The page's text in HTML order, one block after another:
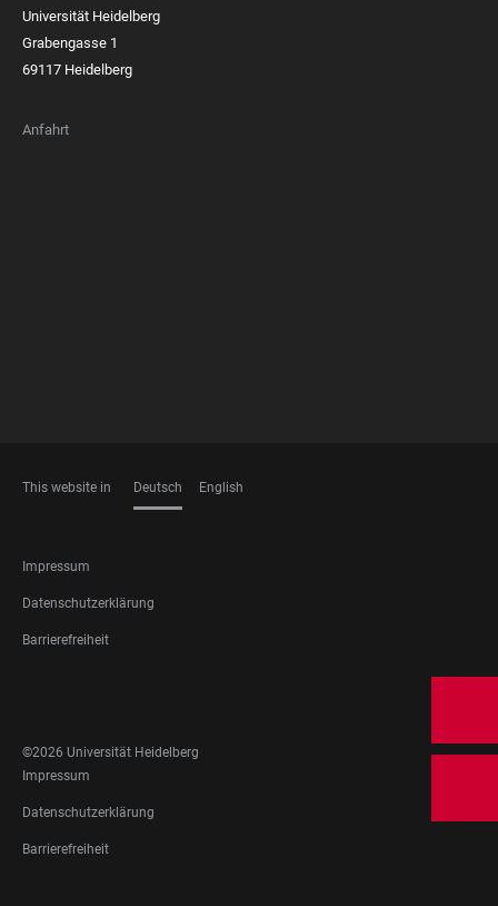
Universität Heidelberg
Grabengasse 1
69117 Heidelberg
Anfahrt
This website in Deutsch English
FOOTER
LEGAL
Impressum
Datenschutzerklärung
Barrierefreiheit
MEDIA
©2026 Universität Heidelberg
FOOTER
LEGAL
Impressum
Datenschutzerklärung
Barrierefreiheit